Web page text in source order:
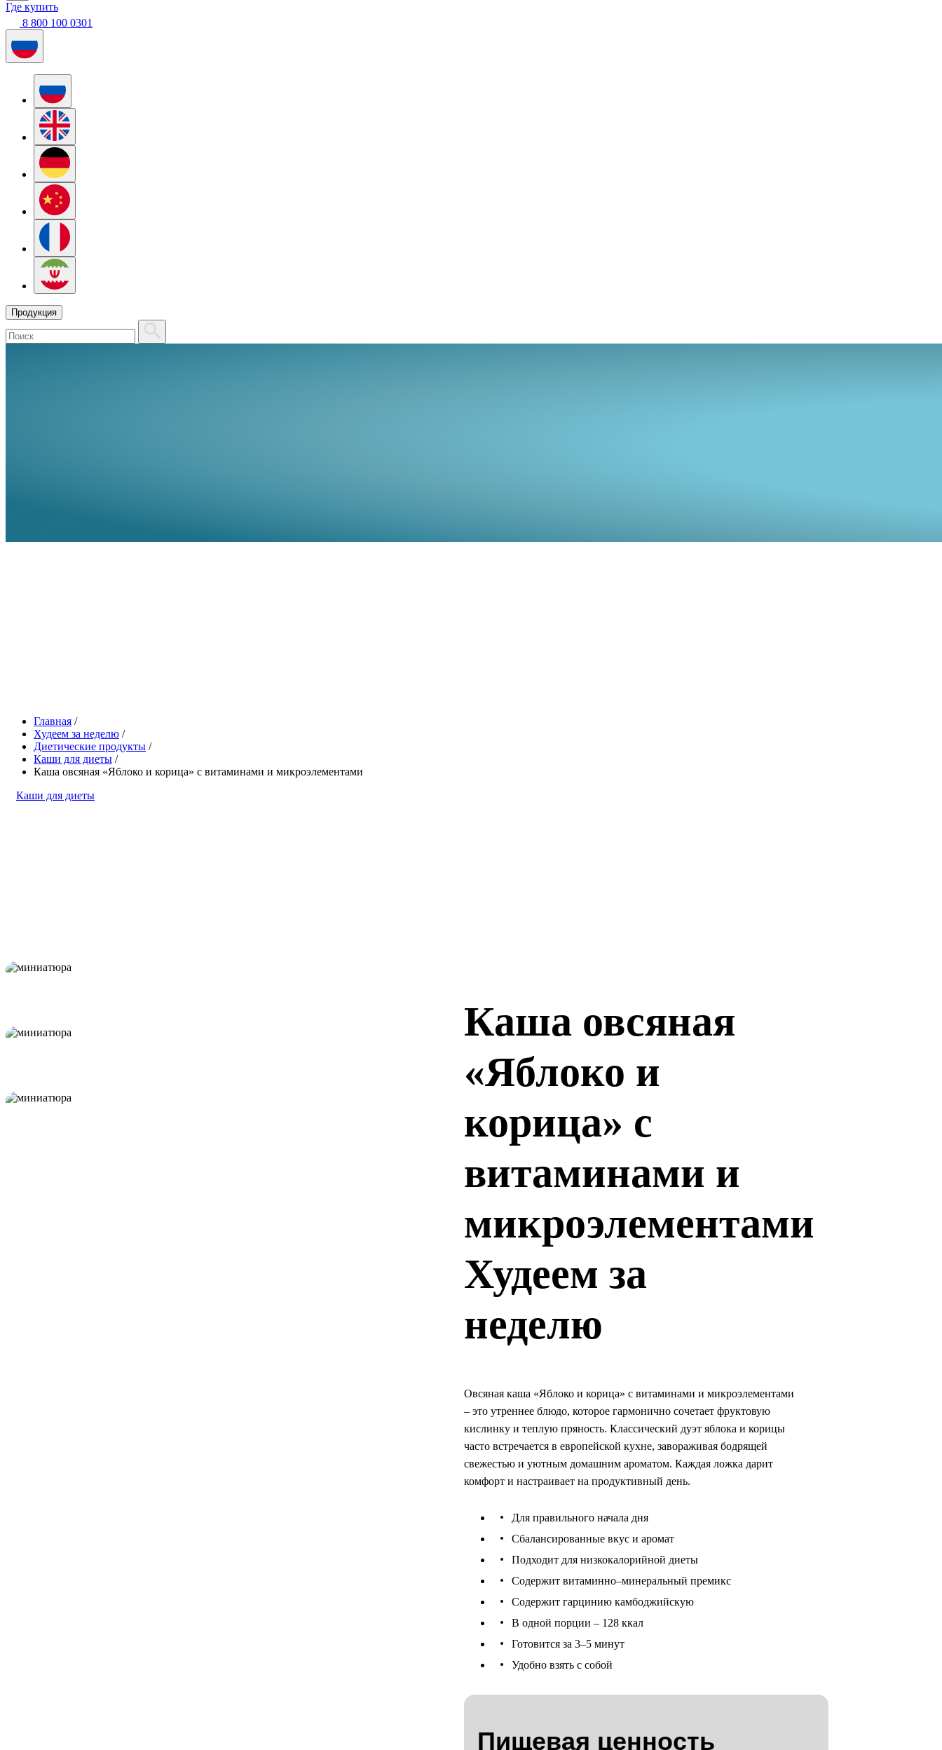
Где купить
8 800 100 0301
Продукция
Главная /
Худеем за неделю /
Диетические продукты /
Каши для диеты /
Каша овсяная «Яблоко и корица» с витаминами и микроэлементами
Каши для диеты
Каша овсяная
«Яблоко и
корица» с
витаминами и
микроэлементами
Худеем за
неделю
Овсяная каша «Яблоко и корица» с витаминами и микроэлементами
– это утреннее блюдо, которое гармонично сочетает фруктовую
кислинку и теплую пряность. Классический дуэт яблока и корицы
часто встречается в европейской кухне, завораживая бодрящей
свежестью и уютным домашним ароматом. Каждая ложка дарит
комфорт и настраивает на продуктивный день.
Для правильного начала дня
Сбалансированные вкус и аромат
Подходит для низкокалорийной диеты
Содержит витаминно–минеральный премикс
Содержит гарцинию камбоджийскую
В одной порции – 128 ккал
Готовится за 3–5 минут
Удобно взять с собой
Пищевая ценность